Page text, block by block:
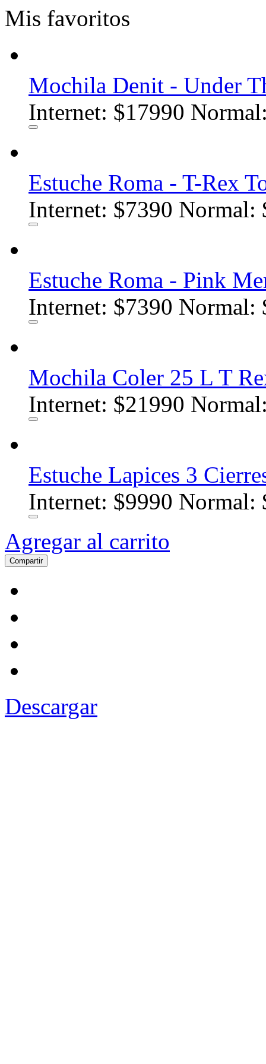
Mis favoritos
Mochila Denit - Under
Internet: $17990
Estuche Roma - T-Rex
Internet: $7390 Normal:
Estuche Roma - Pink
Internet: $7390 Normal:
Mochila Coler 25 L T
Internet: $21990
Estuche Lapices 3
Internet: $9990 Normal:
Agregar al carrito
Compartir
Descargar